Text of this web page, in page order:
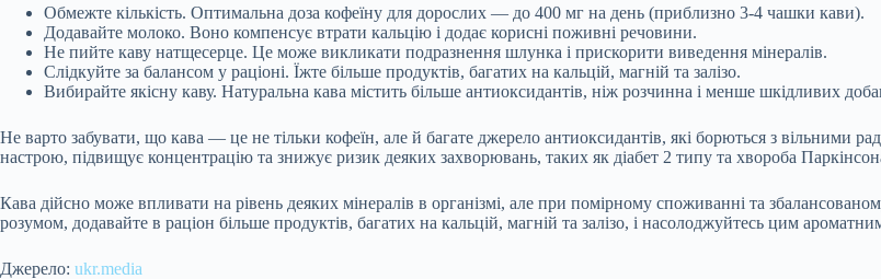
Обмежте кількість. Оптимальна доза кофеїну для дорослих — до 400 мг на день (приблизно 3-4 чашки кави).
Додавайте молоко. Воно компенсує втрати кальцію і додає корисні поживні речовини.
Не пийте каву натщесерце. Це може викликати подразнення шлунка і прискорити виведення мінералів.
Слідкуйте за балансом у раціоні. Їжте більше продуктів, багатих на кальцій, магній та залізо.
Вибирайте якісну каву. Натуральна кава містить більше антиоксидантів, ніж розчинна і менше шкідливих
Не варто забувати, що кава — це не тільки кофеїн, але й багате джерело антиоксидантів, які борються з вільними
настрою, підвищує концентрацію та знижує ризик деяких захворювань, таких як діабет 2 типу та хвороба
Кава дійсно може впливати на рівень деяких мінералів в організмі, але при помірному споживанні та
розумом, додавайте в раціон більше продуктів, багатих на кальцій, магній та залізо, і насолоджуйтесь цим
Джерело: ukr.media